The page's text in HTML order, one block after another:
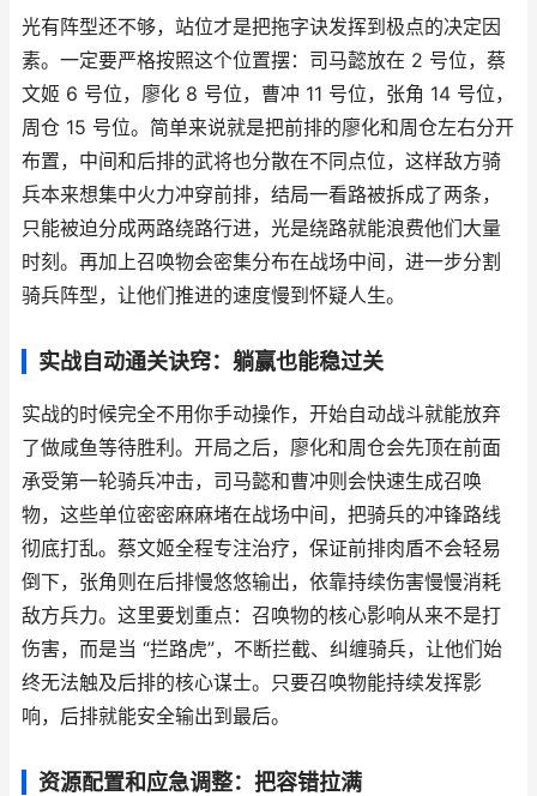
光有阵型还不够，站位才是把拖字诀发挥到极点的决定因
素。一定要严格按照这个位置摆：司马懿放在 2 号位，蔡
文姬 6 号位，廖化 8 号位，曹冲 11 号位，张角 14 号位，
周仓 15 号位。简单来说就是把前排的廖化和周仓左右分开
布置，中间和后排的武将也分散在不同点位，这样敌方骑
兵本来想集中火力冲穿前排，结局一看路被拆成了两条，
只能被迫分成两路绕路行进，光是绕路就能浪费他们大量
时刻。再加上召唤物会密集分布在战场中间，进一步分割
骑兵阵型，让他们推进的速度慢到怀疑人生。
实战自动通关诀窍：躺赢也能稳过关
实战的时候完全不用你手动操作，开始自动战斗就能放弃
了做咸鱼等待胜利。开局之后，廖化和周仓会先顶在前面
承受第一轮骑兵冲击，司马懿和曹冲则会快速生成召唤
物，这些单位密密麻麻堵在战场中间，把骑兵的冲锋路线
彻底打乱。蔡文姬全程专注治疗，保证前排肉盾不会轻易
倒下，张角则在后排慢悠悠输出，依靠持续伤害慢慢消耗
敌方兵力。这里要划重点：召唤物的核心影响从来不是打
伤害，而是当 “拦路虎”，不断拦截、纠缠骑兵，让他们始
终无法触及后排的核心谋士。只要召唤物能持续发挥影
响，后排就能安全输出到最后。
资源配置和应急调整：把容错拉满